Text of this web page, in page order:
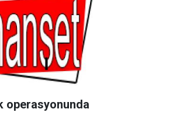
operasyonunda